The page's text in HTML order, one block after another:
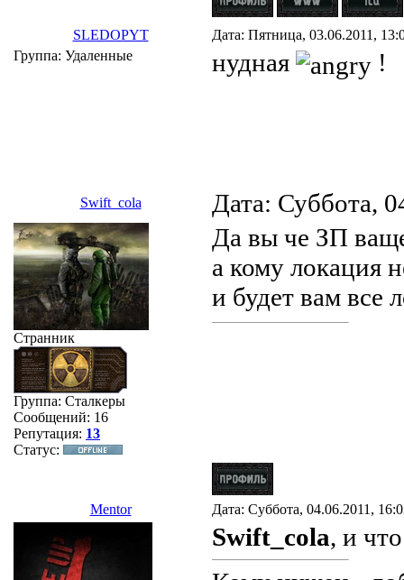
SLEDOPYT
Дата: Пятница, 03.06.2011,
Группа: Удаленные
нудная !
Swift_cola Дата: Суббота,
Странник
Группа: Сталкеры
Сообщений: 16
Репутация: 13
Статус:
Да вы че ЗП
а кому локация
и будет вам все
Mentor Дата: Суббота, 04.06.2011,
Swift_cola, и